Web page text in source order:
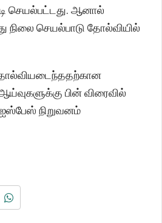
செயல்பட்டது. ஆனால்
நிலை செயல்பாடு தோல்வியில்
பின் விரைவில்
நிறுவனம்